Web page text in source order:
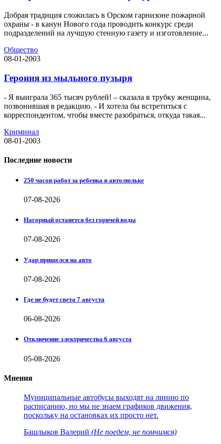
Добрая традиция сложилась в Орском гарнизоне пожарной
охраны - в канун Нового года проводить конкурс среди
подразделений на лучшую стенную газету и изготовление...
Общество
08-01-2003
Героиня из мыльного пузыря
- Я выиграла 365 тысяч рублей! – сказала в трубку женщина,
позвонившая в редакцию. - И хотела бы встретиться с
корреспондентом, чтобы вместе разобраться, откуда такая...
Криминал
08-01-2003
Последние новости
250 часов работ за ребенка в автолюльке
07-08-2026
Нагорный останется без горячей воды
07-08-2026
Удар пришелся на авто
07-08-2026
Где не будет света 7 августа
06-08-2026
Отключение электричества 6 августа
05-08-2026
Мнения
Муниципальные автобусы выходят на линию по
расписанию, но мы не знаем графиков движения,
поскольку на остановках их просто нет.
Башлыков Валерий (Не поедем, не помчимся)